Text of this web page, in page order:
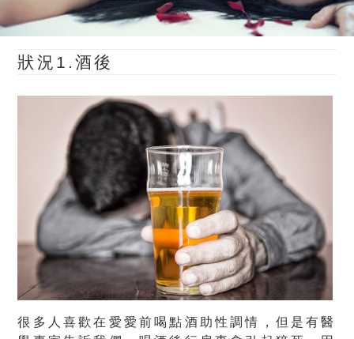
狀況1.酒後
很多人喜歡在愛愛前喝點酒助性調情，但是有醫